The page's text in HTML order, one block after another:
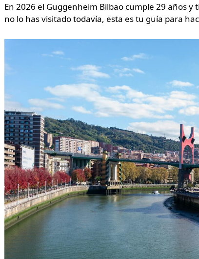
En 2026 el Guggenheim Bilbao cumple 29 años
no lo has visitado todavía, esta es tu guía para